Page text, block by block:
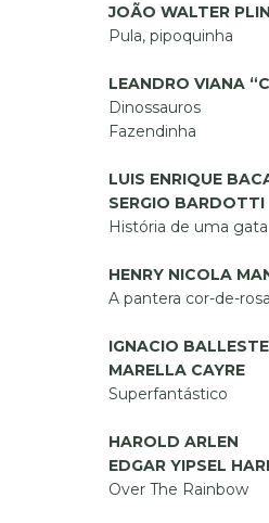
JOÃO WALTER
Pula, pipoquinha
LEANDRO VIANA
Dinossauros
Fazendinha
LUIS ENRIQUE
SERGIO BARDOTTI
História de uma gata
HENRY NICOLA
A pantera cor-de-rosa
IGNACIO
MARELLA CAYRE
Superfantástico
HAROLD ARLEN
EDGAR YIPSEL
Over The Rainbow